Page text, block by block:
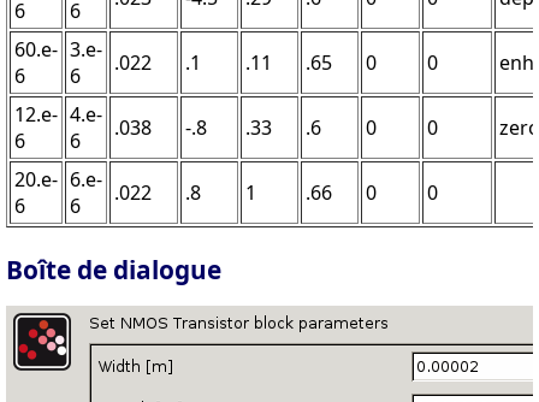
6
6
60.e-
6
3.e-
6
.022 .1 .11 .65 0 0
12.e-
6
4.e-
6
.038 -.8 .33 .6 0 0
zero
20.e-
6
6.e-
6
.022 .8 1 .66 0 0
Boîte de dialogue